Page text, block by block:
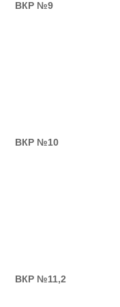
ВКР №9
ВКР №10
ВКР №11,2